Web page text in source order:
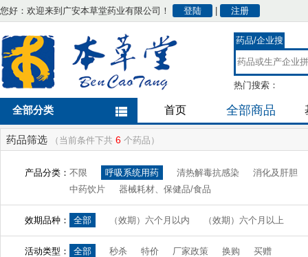
您好：欢迎来到广安本草堂药业有限公司！ 登陆 注册
药品/企业搜
索
热门搜索：
全部分类 首页 全部商品
药品筛选 （当前条件下共 6 个药品）
产品分类： 不限 呼吸系统用药 清热解毒抗感染
消化及肝胆
中药饮片
器械耗材、保健品/食品
效期品种： 全部 （效期）六个月以内 （效期）六个月以上
活动类型： 全部 秒杀 特价 厂家政策 换购 买赠